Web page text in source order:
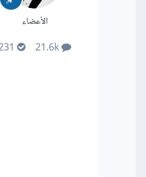
الأعضاء